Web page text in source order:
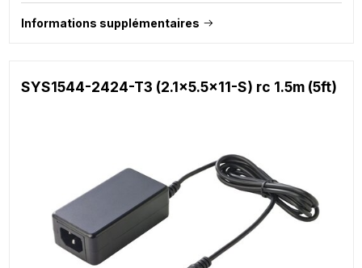
Informations supplémentaires
SYS1544-2424-T3 (2.1x5.5x11-S) rc 1.5m (5ft)